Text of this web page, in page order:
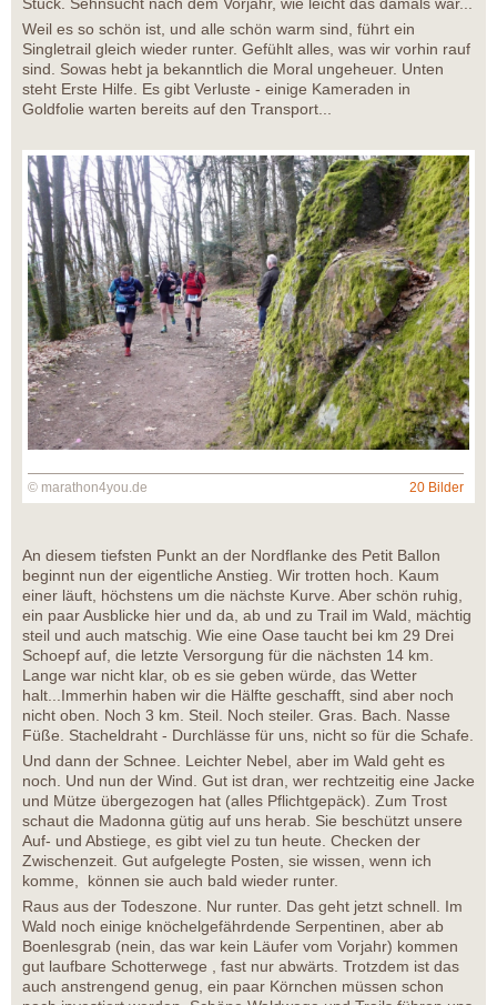
Stück. Sehnsucht nach dem Vorjahr, wie leicht das damals war...
Weil es so schön ist, und alle schön warm sind, führt ein
Singletrail gleich wieder runter. Gefühlt alles, was wir vorhin rauf
sind. Sowas hebt ja bekanntlich die Moral ungeheuer. Unten
steht Erste Hilfe. Es gibt Verluste - einige Kameraden in
Goldfolie warten bereits auf den Transport...
© marathon4you.de 20 Bilder
An diesem tiefsten Punkt an der Nordflanke des Petit Ballon
beginnt nun der eigentliche Anstieg. Wir trotten hoch. Kaum
einer läuft, höchstens um die nächste Kurve. Aber schön ruhig,
ein paar Ausblicke hier und da, ab und zu Trail im Wald, mächtig
steil und auch matschig. Wie eine Oase taucht bei km 29 Drei
Schoepf auf, die letzte Versorgung für die nächsten 14 km.
Lange war nicht klar, ob es sie geben würde, das Wetter
halt...Immerhin haben wir die Hälfte geschafft, sind aber noch
nicht oben. Noch 3 km. Steil. Noch steiler. Gras. Bach. Nasse
Füße. Stacheldraht - Durchlässe für uns, nicht so für die Schafe.
Und dann der Schnee. Leichter Nebel, aber im Wald geht es
noch. Und nun der Wind. Gut ist dran, wer rechtzeitig eine Jacke
und Mütze übergezogen hat (alles Pflichtgepäck). Zum Trost
schaut die Madonna gütig auf uns herab. Sie beschützt unsere
Auf- und Abstiege, es gibt viel zu tun heute. Checken der
Zwischenzeit. Gut aufgelegte Posten, sie wissen, wenn ich
komme, können sie auch bald wieder runter.
Raus aus der Todeszone. Nur runter. Das geht jetzt schnell. Im
Wald noch einige knöchelgefährdende Serpentinen, aber ab
Boenlesgrab (nein, das war kein Läufer vom Vorjahr) kommen
gut laufbare Schotterwege , fast nur abwärts. Trotzdem ist das
auch anstrengend genug, ein paar Körnchen müssen schon